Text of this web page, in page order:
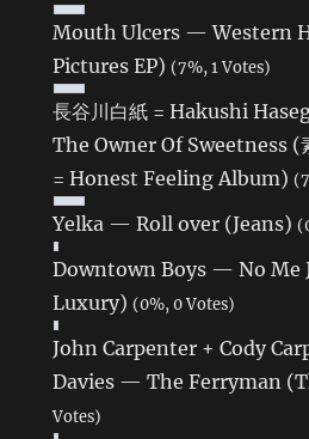
Mouth Ulcers — Western
Pictures EP) (7%, 1 Votes)
長谷川白紙 = Hakushi
The Owner Of Sweetness (
= Honest Feeling Album)
Yelka — Roll over (Jeans)
Downtown Boys — No Me
Luxury) (0%, 0 Votes)
John Carpenter + Cody
Davies — The Ferryman
Votes)